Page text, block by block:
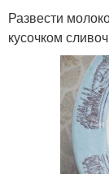
Развести
кусочком